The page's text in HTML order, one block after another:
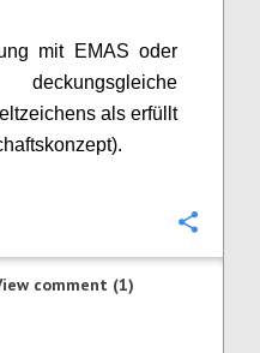
mit EMAS oder
als erfüllt
comment (1)